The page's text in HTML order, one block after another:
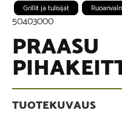
50403000
Grillit ja tulisijat
PRAASU